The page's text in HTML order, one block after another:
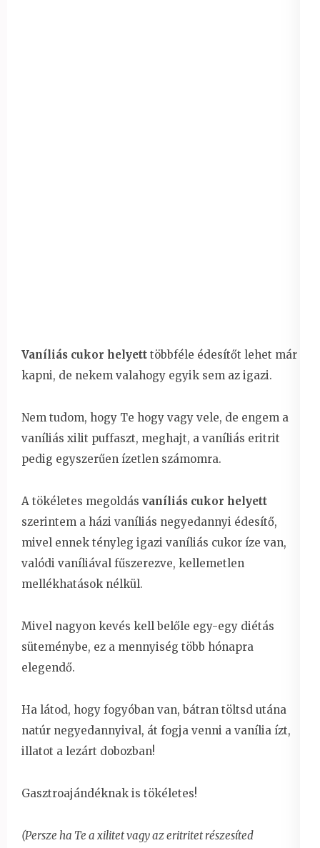
Vaníliás cukor helyett többféle édesítőt lehet már
kapni, de nekem valahogy egyik sem az igazi.
Nem tudom, hogy Te hogy vagy vele, de engem a
vaníliás xilit puffaszt, meghajt, a vaníliás eritrit
pedig egyszerűen ízetlen számomra.
A tökéletes megoldás vaníliás cukor helyett
szerintem a házi vaníliás negyedannyi édesítő,
mivel ennek tényleg igazi vaníliás cukor íze van,
valódi vaníliával fűszerezve, kellemetlen
mellékhatások nélkül.
Mivel nagyon kevés kell belőle egy-egy diétás
süteménybe, ez a mennyiség több hónapra
elegendő.
Ha látod, hogy fogyóban van, bátran töltsd utána
natúr negyedannyival, át fogja venni a vanília ízt,
illatot a lezárt dobozban!
Gasztroajándéknak is tökéletes!
(Persze ha Te a xilitet vagy az eritritet részesíted